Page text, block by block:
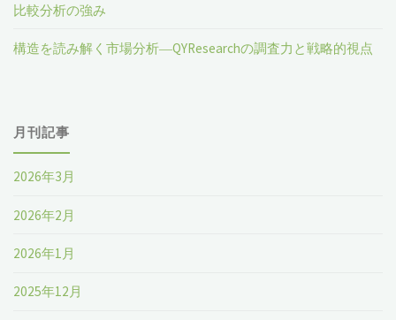
比較分析の強み
構造を読み解く市場分析―QYResearchの調査力と戦略的視点
月刊記事
2026年3月
2026年2月
2026年1月
2025年12月